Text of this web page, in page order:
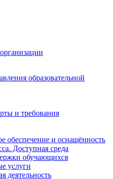
образовательной
и требования
обеспечение и оснащённость
Доступная среда
обучающихся
услуги
деятельность